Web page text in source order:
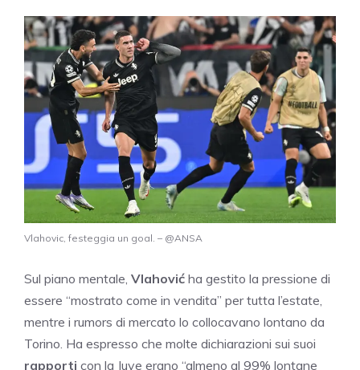
Vlahovic, festeggia un goal. – @ANSA
Sul piano mentale, Vlahović ha gestito la pressione di
essere “mostrato come in vendita” per tutta l’estate,
mentre i rumors di mercato lo collocavano lontano da
Torino. Ha espresso che molte dichiarazioni sui suoi
rapporti con la Juve erano “almeno al 99% lontane